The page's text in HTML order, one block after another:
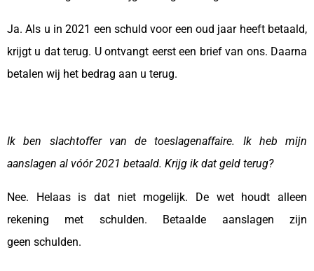
Ja. Als u in 2021 een schuld voor een oud jaar heeft betaald,
krijgt u dat terug. U ontvangt eerst een brief van ons. Daarna
betalen wij het bedrag aan u terug.
Ik ben slachtoffer van de toeslagenaffaire. Ik heb mijn
aanslagen al vóór 2021 betaald. Krijg ik dat geld terug?
Nee. Helaas is dat niet mogelijk. De wet houdt alleen
rekening met schulden. Betaalde aanslagen zijn
geen schulden.